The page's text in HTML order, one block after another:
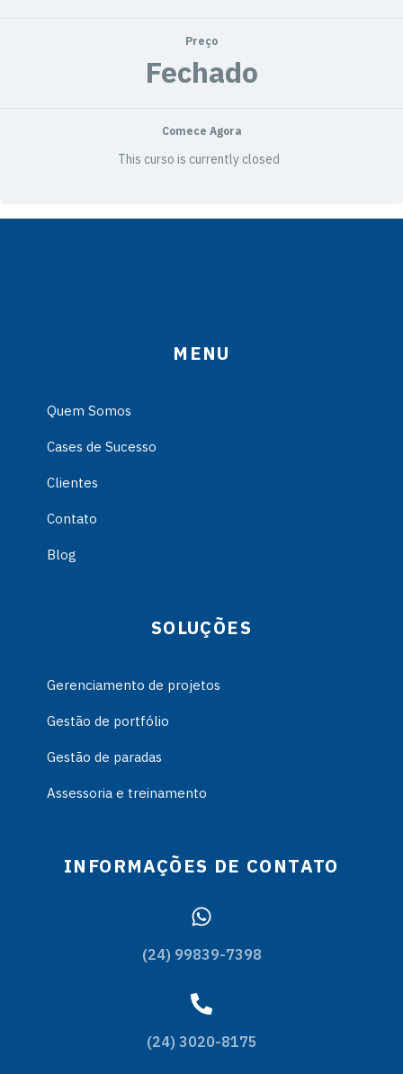
Preço
Fechado
Comece Agora
This curso is currently closed
MENU
Quem Somos
Cases de Sucesso
Clientes
Contato
Blog
SOLUÇÕES
Gerenciamento de projetos
Gestão de portfólio
Gestão de paradas
Assessoria e treinamento
INFORMAÇÕES DE CONTATO
(24) 99839-7398
(24) 3020-8175